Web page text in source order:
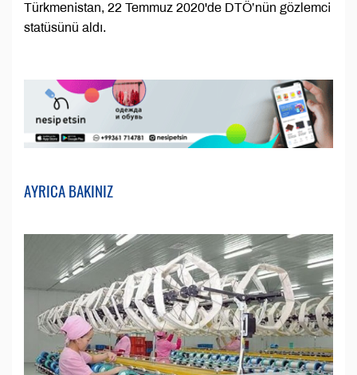
Türkmenistan, 22 Temmuz 2020'de DTÖ’nün gözlemci
statüsünü aldı.
AYRICA BAKINIZ